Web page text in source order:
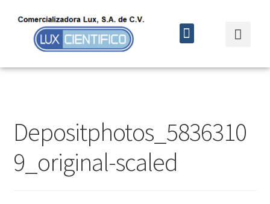
Depositphotos_5836310
9_original-scaled